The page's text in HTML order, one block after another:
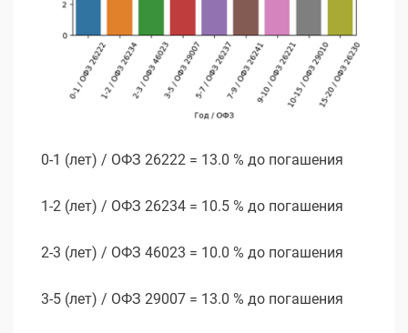
0-1 (лет) / ОФЗ 26222 = 13.0 % до погашения
1-2 (лет) / ОФЗ 26234 = 10.5 % до погашения
2-3 (лет) / ОФЗ 46023 = 10.0 % до погашения
3-5 (лет) / ОФЗ 29007 = 13.0 % до погашения